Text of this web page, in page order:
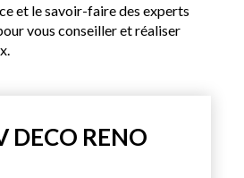
et le savoir-faire des experts
vous conseiller et réaliser
DECO RENO